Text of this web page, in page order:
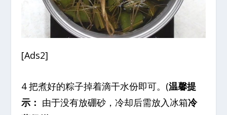
[Ads2]
4 把煮好的粽子掉着滴干水份即可。(温馨提
示： 由于没有放硼砂，冷却后需放入冰箱冷